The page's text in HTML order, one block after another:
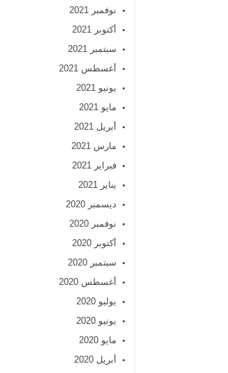
نوفمبر 2021
أكتوبر 2021
سبتمبر 2021
أغسطس 2021
يونيو 2021
مايو 2021
أبريل 2021
مارس 2021
فبراير 2021
يناير 2021
ديسمبر 2020
نوفمبر 2020
أكتوبر 2020
سبتمبر 2020
أغسطس 2020
يوليو 2020
يونيو 2020
مايو 2020
أبريل 2020